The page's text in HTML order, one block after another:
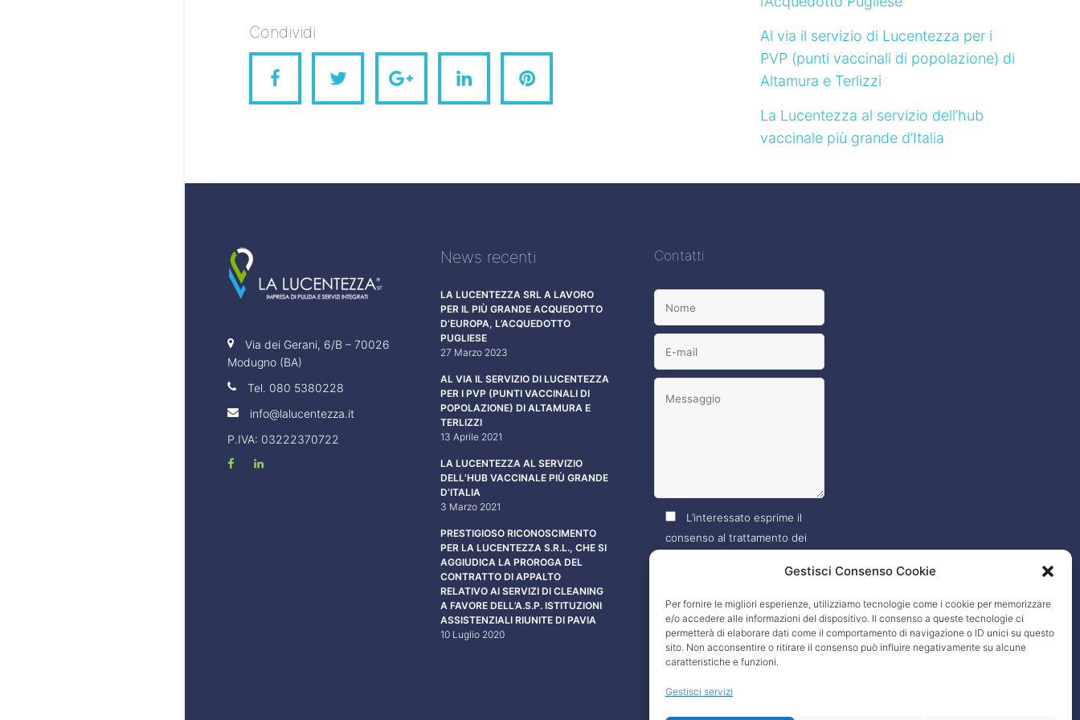
Gestisci Consenso Cookie
Per fornire le migliori esperienze, utilizziamo tecnologie come i cookie per memorizzare
e/o accedere alle informazioni del dispositivo. Il consenso a queste tecnologie ci
permetterà di elaborare dati come il comportamento di navigazione o ID unici su questo
sito. Non acconsentire o ritirare il consenso può influire negativamente su alcune
caratteristiche e funzioni.
Gestisci servizi
Condividi
Al via il servizio di Lucentezza per i
PVP (punti vaccinali di popolazione) di
Altamura e Terlizzi
La Lucentezza al servizio dell’hub
vaccinale più grande d’Italia
Via dei Gerani, 6/B – 70026
Modugno (BA)
Tel. 080 5380228
info@lalucentezza.it
P.IVA: 03222370722
News recenti
LA LUCENTEZZA SRL A LAVORO
PER IL PIÙ GRANDE ACQUEDOTTO
D’EUROPA, L’ACQUEDOTTO
PUGLIESE
27 Marzo 2023
AL VIA IL SERVIZIO DI LUCENTEZZA
PER I PVP (PUNTI VACCINALI DI
POPOLAZIONE) DI ALTAMURA E
TERLIZZI
13 Aprile 2021
LA LUCENTEZZA AL SERVIZIO
DELL’HUB VACCINALE PIÙ GRANDE
D’ITALIA
3 Marzo 2021
PRESTIGIOSO RICONOSCIMENTO
PER LA LUCENTEZZA S.R.L., CHE SI
AGGIUDICA LA PROROGA DEL
CONTRATTO DI APPALTO
RELATIVO AI SERVIZI DI CLEANING
A FAVORE DELL’A.S.P. ISTITUZIONI
ASSISTENZIALI RIUNITE DI PAVIA
10 Luglio 2020
Contatti
L’interessato esprime il
consenso al trattamento dei
privacy policy?